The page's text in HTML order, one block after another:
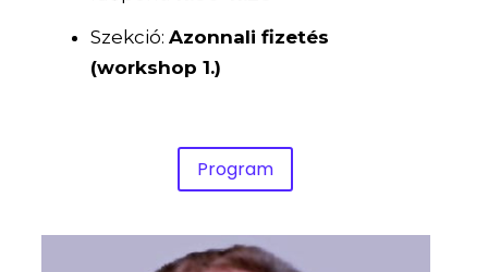
Szekció:Azonnali fizetés
(workshop 1.)
Program